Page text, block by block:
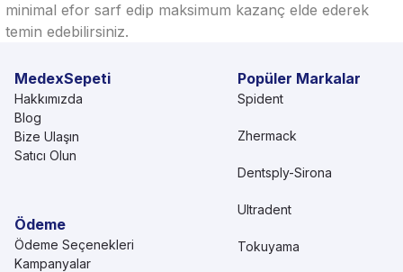
minimal efor sarf edip maksimum kazanç elde ederek
temin edebilirsiniz.
MedexSepeti
Hakkımızda
Blog
Bize Ulaşın
Satıcı Olun
Ödeme
Ödeme Seçenekleri
Kampanyalar
Popüler Markalar
Spident
Zhermack
Dentsply-Sirona
Ultradent
Tokuyama